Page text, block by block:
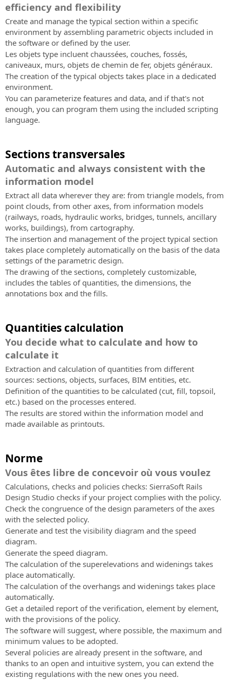
efficiency and flexibility
Create and manage the typical section within a specific
environment by assembling parametric objects included in
the software or defined by the user.
Les objets type incluent chaussées, couches, fossés,
caniveaux, murs, objets de chemin de fer, objets généraux.
The creation of the typical objects takes place in a dedicated
environment.
You can parameterize features and data, and if that's not
enough, you can program them using the included scripting
language.
Sections transversales
Automatic and always consistent with the
information model
Extract all data wherever they are: from triangle models, from
point clouds, from other axes, from information models
(railways, roads, hydraulic works, bridges, tunnels, ancillary
works, buildings), from cartography.
The insertion and management of the project typical section
takes place completely automatically on the basis of the data
settings of the parametric design.
The drawing of the sections, completely customizable,
includes the tables of quantities, the dimensions, the
annotations box and the fills.
Quantities calculation
You decide what to calculate and how to
calculate it
Extraction and calculation of quantities from different
sources: sections, objects, surfaces, BIM entities, etc.
Definition of the quantities to be calculated (cut, fill, topsoil,
etc.) based on the processes entered.
The results are stored within the information model and
made available as printouts.
Norme
Vous êtes libre de concevoir où vous voulez
Calculations, checks and policies checks: SierraSoft Rails
Design Studio checks if your project complies with the policy.
Check the congruence of the design parameters of the axes
with the selected policy.
Generate and test the visibility diagram and the speed
diagram.
Generate the speed diagram.
The calculation of the superelevations and widenings takes
place automatically.
The calculation of the overhangs and widenings takes place
automatically.
Get a detailed report of the verification, element by element,
with the provisions of the policy.
The software will suggest, where possible, the maximum and
minimum values to be adopted.
Several policies are already present in the software, and
thanks to an open and intuitive system, you can extend the
existing regulations with the new ones you need.